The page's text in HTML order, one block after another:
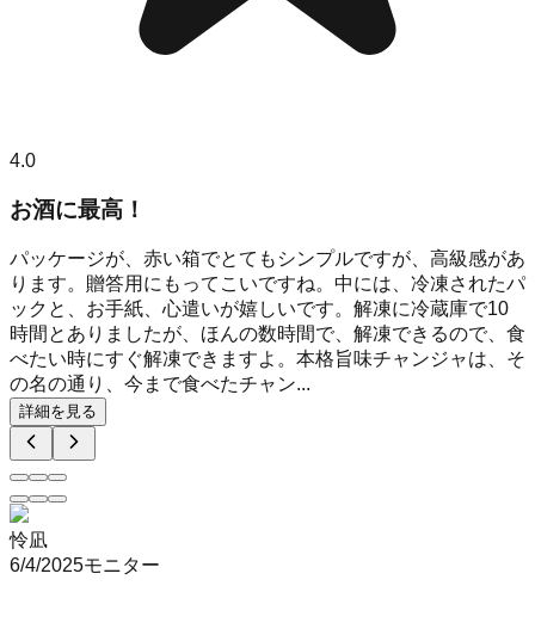
4.0
お酒に最高！
パッケージが、赤い箱でとてもシンプルですが、高級感があ
ります。贈答用にもってこいですね。中には、冷凍されたパ
ックと、お手紙、心遣いが嬉しいです。解凍に冷蔵庫で10
時間とありましたが、ほんの数時間で、解凍できるので、食
べたい時にすぐ解凍できますよ。本格旨味チャンジャは、そ
の名の通り、今まで食べたチャン...
詳細を見る
怜凪
6/4/2025モニター